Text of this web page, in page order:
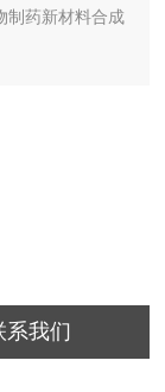
制药新材料合成
系我们